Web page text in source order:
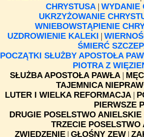
CHRYSTUSA | WYDANIE
UKRZYŻOWANIE
WNIEBOWSTĄPIENIE
UZDROWIENIE KALEKI |
ŚMIERĆ
POCZĄTKI SŁUŻBY APOSTOŁA
PIOTRA Z
SŁUŻBA APOSTOŁA PAWŁA |
TAJEMNICA
LUTER I WIELKA REFORMACJA |
PIERWSZE
DRUGIE POSELSTWO ANIELSKIE
TRZECIE POSELSTWO
ZWIEDZENIE | GŁOŚNY ZEW |